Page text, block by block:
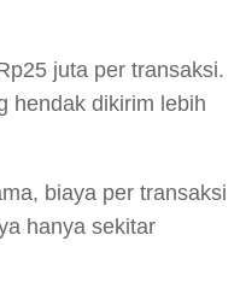
juta per transaksi.
hendak dikirim lebih
biaya per transaksi
hanya sekitar